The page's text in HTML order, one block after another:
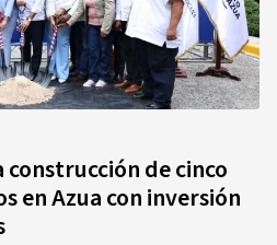
construcción de cinco
en Azua con inversión